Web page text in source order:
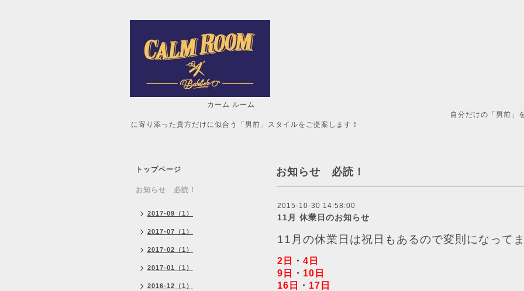
カーム ルーム
自分だけの「男前」を造るメンズ美容室。
に寄り添った貴方だけに似合う「男前」スタイルをご提案します！
お知らせ 必読！
2015-10-30 14:58:00
11月 休業日のお知らせ
11月の休業日は祝日もあるので変則になって
2日 ・ 4日
9日
・ 10日
16日
・ 17日
トップページ
お知らせ 必読！
2017-09（1）
2017-07（1）
2017-02（1）
2017-01（1）
2016-12（1）